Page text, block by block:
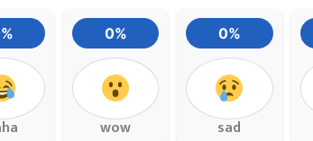
0%
wow
0%
sad